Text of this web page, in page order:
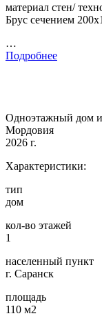
материал стен/
Брус сечением
…
Подробнее
Одноэтажный дом
Мордовия
2026 г.
Характеристики:
тип
дом
кол-во этажей
1
населенный пункт
г. Саранск
площадь
110 м2